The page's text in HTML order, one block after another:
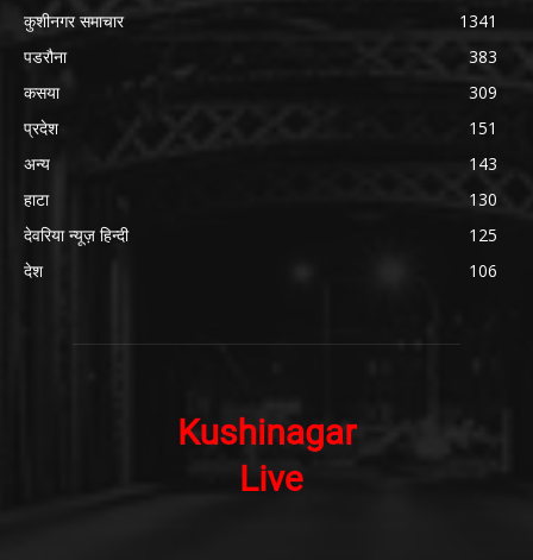
कुशीनगर समाचार
1341
पडरौना
383
कसया
309
प्रदेश
151
अन्य
143
हाटा
130
देवरिया न्यूज़ हिन्दी
125
देश
106